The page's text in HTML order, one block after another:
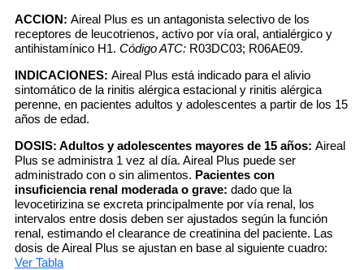
ACCION: Aireal Plus es un antagonista selectivo de los
receptores de leucotrienos, activo por vía oral, antialérgico y
antihistamínico H1. Código ATC: R03DC03; R06AE09.
INDICACIONES: Aireal Plus está indicado para el alivio
sintomático de la rinitis alérgica estacional y rinitis alérgica
perenne, en pacientes adultos y adolescentes a partir de los 15
años de edad.
DOSIS: Adultos y adolescentes mayores de 15 años: Aireal
Plus se administra 1 vez al día. Aireal Plus puede ser
administrado con o sin alimentos. Pacientes con
insuficiencia renal moderada o grave: dado que la
levocetirizina se excreta principalmente por vía renal, los
intervalos entre dosis deben ser ajustados según la función
renal, estimando el clearance de creatinina del paciente. Las
dosis de Aireal Plus se ajustan en base al siguiente cuadro:
Ver Tabla